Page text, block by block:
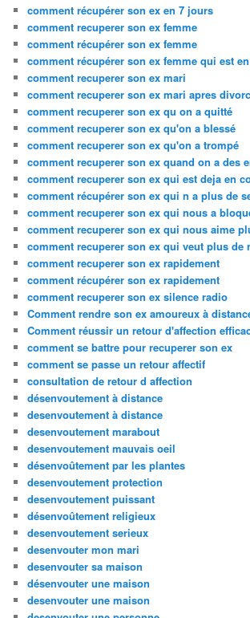
comment récupérer son ex en 7 jours
comment recuperer son ex femme
comment récupérer son ex femme
comment récupérer son ex femme qui est
comment recuperer son ex mari
comment recuperer son ex mari apres
comment recuperer son ex qu on a quitté
comment recuperer son ex qu'on a blessé
comment recuperer son ex qu'on a trompé
comment recuperer son ex quand on a des
comment recuperer son ex qui est deja en
comment récupérer son ex qui n a plus de
comment recuperer son ex qui nous a
comment recuperer son ex qui nous aime
comment recuperer son ex qui veut plus de
comment recuperer son ex rapidement
comment récupérer son ex rapidement
comment recuperer son ex silence radio
Comment rendre son ex amoureux à
Comment réussir un retour d'affection
comment se battre pour recuperer son ex
comment se passe un retour affectif
consultation de retour d affection
désenvoutement à distance
desenvoutement à distance
desenvoutement marabout
desenvoutement mauvais oeil
désenvoûtement par les plantes
desenvoutement protection
desenvoutement puissant
désenvoûtement religieux
desenvoutement serieux
desenvouter mon mari
desenvouter sa maison
désenvouter une maison
desenvouter une maison